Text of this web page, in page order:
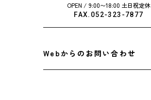
OPEN / 9:00〜18:00 土日祝定休
FAX.052-323-7877
Webからのお問い合わせ